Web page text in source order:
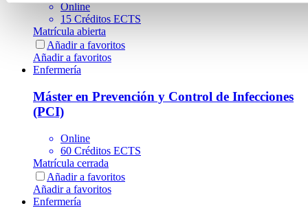
Online
15 Créditos ECTS
Matrícula abierta
Añadir a favoritos
Añadir a favoritos
Enfermería
Máster en Prevención y Control de Infecciones
(PCI)
Online
60 Créditos ECTS
Matrícula cerrada
Añadir a favoritos
Añadir a favoritos
Enfermería